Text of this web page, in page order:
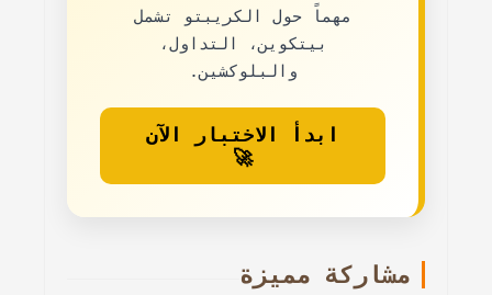
مهماً حول الكريبتو
تشمل
بيتكوين، التداول،
والبلوكشين.
ابدأ الاختبار الآن
🚀
مشاركة مميزة